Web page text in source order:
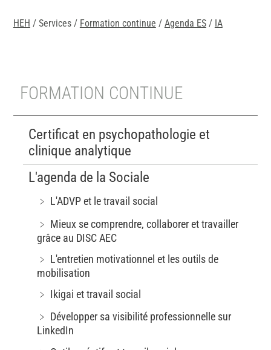
HEH / Services / Formation continue / Agenda ES/ IA
FORMATION CONTINUE
Certificat en psychopathologie et
clinique analytique
L'agenda de la Sociale
﹥ L'ADVP et le travail social
﹥ Mieux se comprendre, collaborer et travailler
grâce au DISC AEC
﹥ L'entretien motivationnel et les outils de
mobilisation
﹥ Ikigai et travail social
﹥ Développer sa visibilité professionnelle sur
LinkedIn